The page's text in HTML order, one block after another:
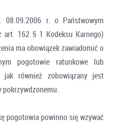
r. o Państwowym
art. 162 § 1 Kodeksu Karnego)
ma obowiązek zawiadomić o
pogotowie ratunkowe lub
jak również zobowiązany jest
pokrzywdzonemu.
pogotowia powinno się wzywać